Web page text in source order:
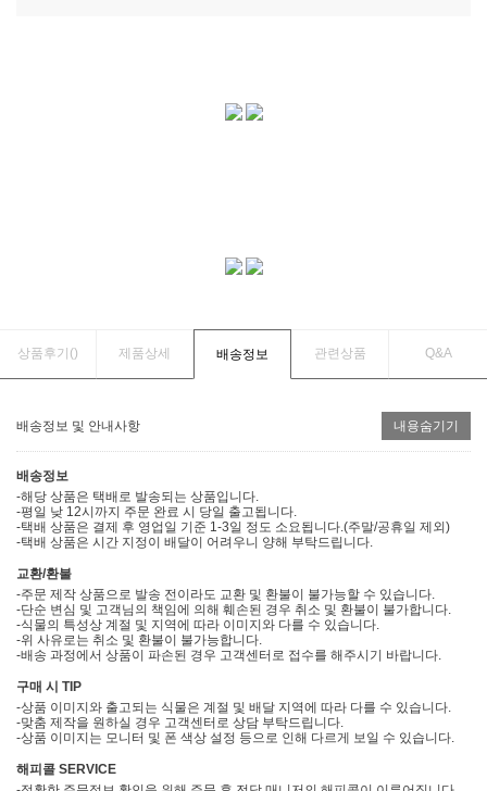
상품후기() 제품상세 배송정보 관련상품 Q&A
배송정보 및 안내사항 내용숨기기
배송정보
-해당 상품은 택배로 발송되는 상품입니다.
-평일 낮 12시까지 주문 완료 시 당일 출고됩니다.
-택배 상품은 결제 후 영업일 기준 1-3일 정도 소요됩니다.(주말/공휴일 제외)
-택배 상품은 시간 지정이 배달이 어려우니 양해 부탁드립니다.
교환/환불
-주문 제작 상품으로 발송 전이라도 교환 및 환불이 불가능할 수 있습니다.
-단순 변심 및 고객님의 책임에 의해 훼손된 경우 취소 및 환불이 불가합니다.
-식물의 특성상 계절 및 지역에 따라 이미지와 다를 수 있습니다.
-위 사유로는 취소 및 환불이 불가능합니다.
-배송 과정에서 상품이 파손된 경우 고객센터로 접수를 해주시기 바랍니다.
구매 시 TIP
-상품 이미지와 출고되는 식물은 계절 및 배달 지역에 따라 다를 수 있습니다.
-맞춤 제작을 원하실 경우 고객센터로 상담 부탁드립니다.
-상품 이미지는 모니터 및 폰 색상 설정 등으로 인해 다르게 보일 수 있습니다.
해피콜 SERVICE